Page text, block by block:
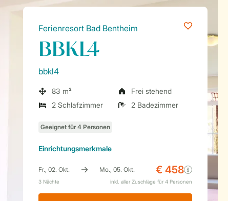
Ferienresort Bad Bentheim
BBKL4
bbkl4
83 m²
Frei stehend
2 Schlafzimmer
2 Badezimmer
Einrichtungsmerkmale